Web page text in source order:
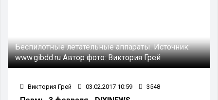
Беспилотные летательные аппараты.Источник:
www.gibdd.ruАвтор фото:Виктория Грей
Виктория Грей 03.02.2017 10:59 3548